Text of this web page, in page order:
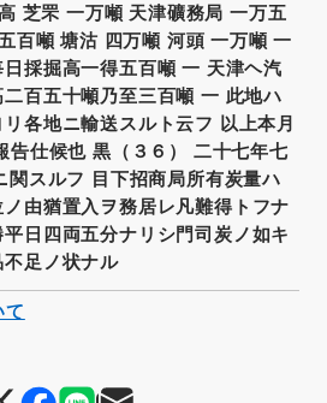
芝罘 一万噸 天津礦務局 一万五
百噸 塘沽 四万噸 河頭 一万噸 一
採掘高一得五百噸 一 天津ヘ汽
百五十噸乃至三百噸 一 此地ハ
各地ニ輸送スルト云フ 以上本月
告仕候也 黒（３６） 二十七年七
スルフ 目下招商局所有炭量ハ
由猶置入ヲ務居レ凡難得トフナ
日四両五分ナリシ門司炭ノ如キ
足ノ状ナル
て